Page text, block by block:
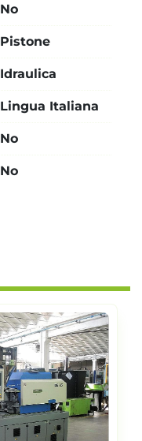
No
Pistone
Idraulica
Lingua Italiana
No
No